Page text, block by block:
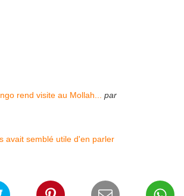
rend visite au Mollah...
par
avait semblé utile d'en parler